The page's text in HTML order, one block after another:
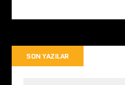
SON YAZILAR